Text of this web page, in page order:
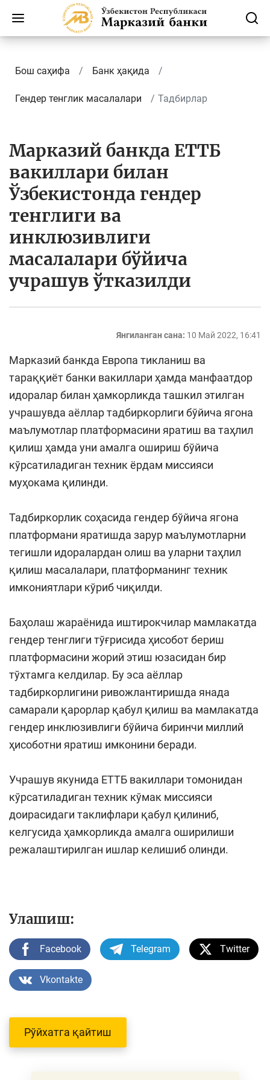
Бош саҳифа Банк ҳақида
Гендер тенглик масалалари Тадбирлар
Марказий банкда ЕТТБ
вакиллари билан
Ўзбекистонда гендер
тенглиги ва
инклюзивлиги
масалалари бўйича
учрашув ўтказилди
Янгиланган сана: 10 Май 2022, 16:41
Марказий банкда Европа тикланиш ва
тараққиёт банки вакиллари ҳамда манфаатдор
идоралар билан ҳамкорликда ташкил этилган
учрашувда аёллар тадбиркорлиги бўйича ягона
маълумотлар платформасини яратиш ва таҳлил
қилиш ҳамда уни амалга ошириш бўйича
кўрсатиладиган техник ёрдам миссияси
муҳокама қилинди.
Тадбиркорлик соҳасида гендер бўйича ягона
платформани яратишда зарур маълумотларни
тегишли идоралардан олиш ва уларни таҳлил
қилиш масалалари, платформанинг техник
имкониятлари кўриб чиқилди.
Баҳолаш жараёнида иштирокчилар мамлакатда
гендер тенглиги тўғрисида ҳисобот бериш
платформасини жорий этиш юзасидан бир
тўхтамга келдилар. Бу эса аёллар
тадбиркорлигини ривожлантиришда янада
самарали қарорлар қабул қилиш ва мамлакатда
гендер инклюзивлиги бўйича биринчи миллий
ҳисоботни яратиш имконини беради.
Учрашув якунида ЕТТБ вакиллари томонидан
кўрсатиладиган техник кўмак миссияси
доирасидаги таклифлари қабул қилиниб,
келгусида ҳамкорликда амалга оширилиши
режалаштирилган ишлар келишиб олинди.
Улашиш:
Facebook Telegram Twitter
Vkontakte
Рўйхатга қайтиш